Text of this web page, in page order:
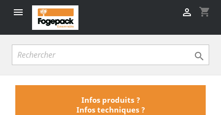
 shopping_cart


Infos produits ?
Infos techniques ?